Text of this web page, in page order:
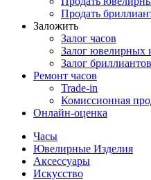
Продать
Заложить
Залог часов
Залог ювелирных
Залог бриллиантов
Ремонт часов
Trade-in
Комиссионная
Онлайн-оценка
Часы
Ювелирные Изделия
Аксессуары
Искусство